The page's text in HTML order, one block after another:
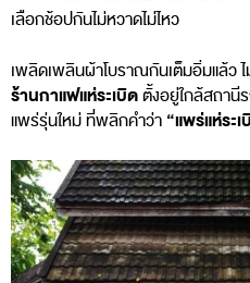
เลือกช้อปกันไม่หวาดไม่ไหว
เพลิดเพลินผ้าโบราณกันเต็มอิ่มแล้ว
ร้านกาแฟแห่ระเบิดตั้งอยู่ใกล้สถานี
แพร่รุ่นใหม่ ที่พลิกคำว่า “แพร่แห่ระ